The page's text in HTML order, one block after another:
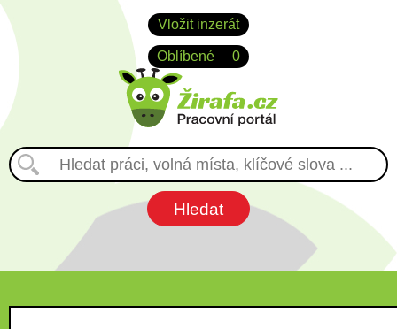
Vložit inzerát
Oblíbené 0